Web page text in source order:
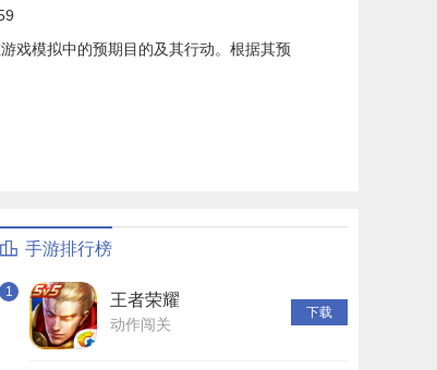
戏模拟中的预期目的及其行动。根据其预
手游排行榜
1 王者荣耀
动作闯关
下载